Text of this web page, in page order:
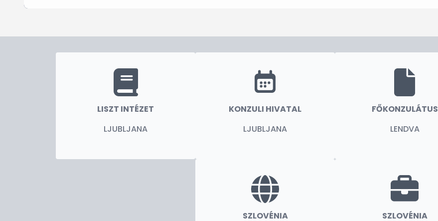
LISZT INTÉZET
LJUBLJANA
KONZULI HIVATAL
LJUBLJANA
FŐKONZULÁTUS
LENDVA
SZLOVÉNIA
SZLOVÉNIA